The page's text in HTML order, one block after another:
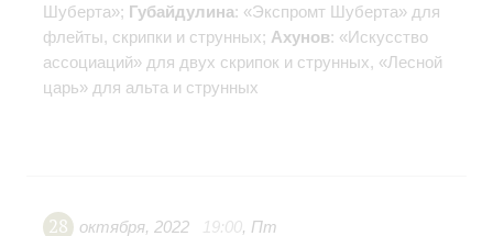
Шуберта»; Губайдулина: «Экспромт Шуберта» для
флейты, скрипки и струнных; Ахунов: «Искусство
ассоциаций» для двух скрипок и струнных, «Лесной
царь» для альта и струнных
28 октября, 2022 19:00, Пт